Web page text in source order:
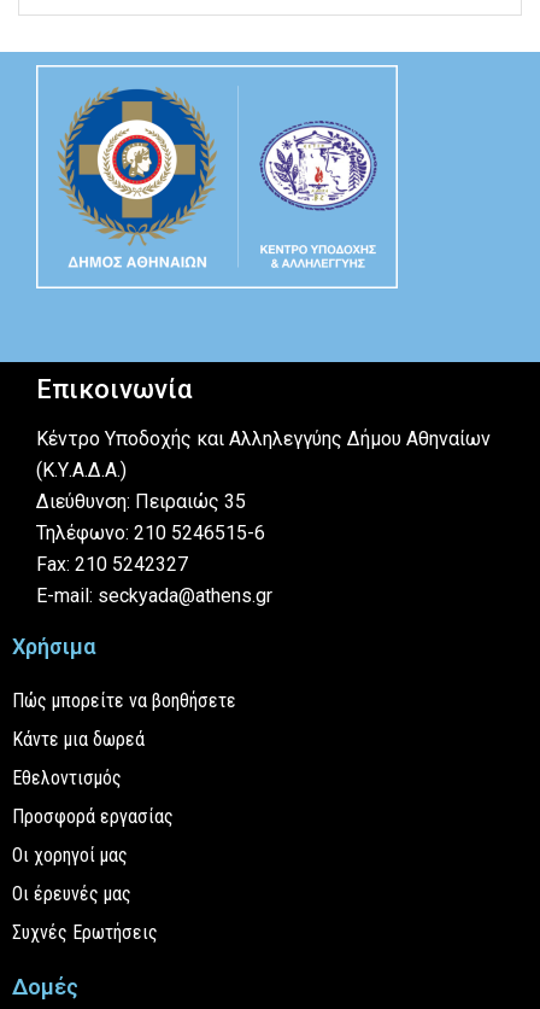
Επικοινωνία
Κέντρο Υποδοχής και Αλληλεγγύης Δήμου Αθηναίων
(Κ.Υ.Α.Δ.Α.)
Διεύθυνση: Πειραιώς 35
Τηλέφωνο: 210 5246515-6
Fax: 210 5242327
E-mail: seckyada@athens.gr
Χρήσιμα
Πώς μπορείτε να βοηθήσετε
Κάντε μια δωρεά
Εθελοντισμός
Προσφορά εργασίας
Οι χορηγοί μας
Οι έρευνές μας
Συχνές Ερωτήσεις
Δομές